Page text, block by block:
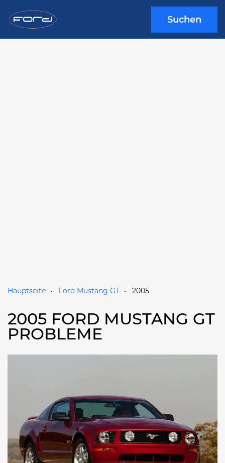
Suchen
Hauptseite Ford Mustang GT 2005
2005 FORD MUSTANG GT
PROBLEME